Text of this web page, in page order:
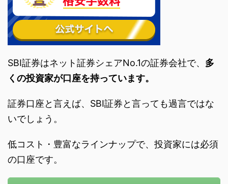
SBI証券はネット証券シェアNo.1の証券会社で、 多
くの投資家が口座を持っています。
証券口座と言えば、SBI証券と言っても過言ではな
いでしょう。
低コスト・豊富なラインナップで、投資家には必須
の口座です。